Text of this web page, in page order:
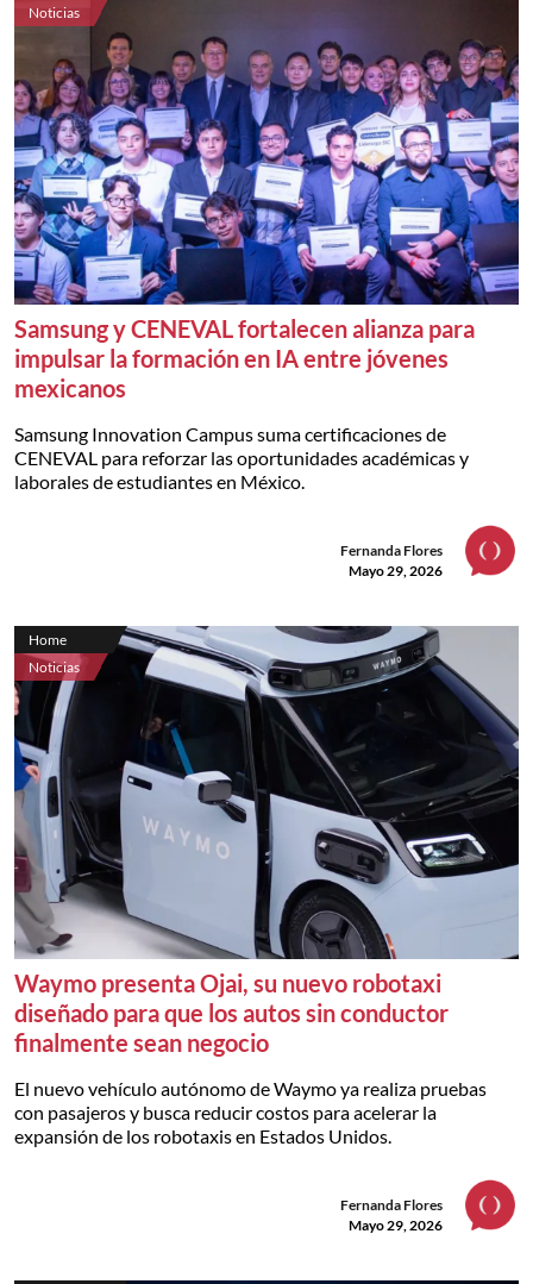
Noticias
Samsung y CENEVAL fortalecen alianza para
impulsar la formación en IA entre jóvenes
mexicanos
Samsung Innovation Campus suma certificaciones de
CENEVAL para reforzar las oportunidades académicas y
laborales de estudiantes en México.
Fernanda Flores
Mayo 29, 2026
Home
Noticias
Waymo presenta Ojai, su nuevo robotaxi
diseñado para que los autos sin conductor
finalmente sean negocio
El nuevo vehículo autónomo de Waymo ya realiza pruebas
con pasajeros y busca reducir costos para acelerar la
expansión de los robotaxis en Estados Unidos.
Fernanda Flores
Mayo 29, 2026